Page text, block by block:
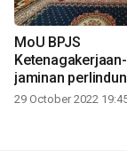
MoU BPJS
jaminan
pekerja sosial
29 October 2022